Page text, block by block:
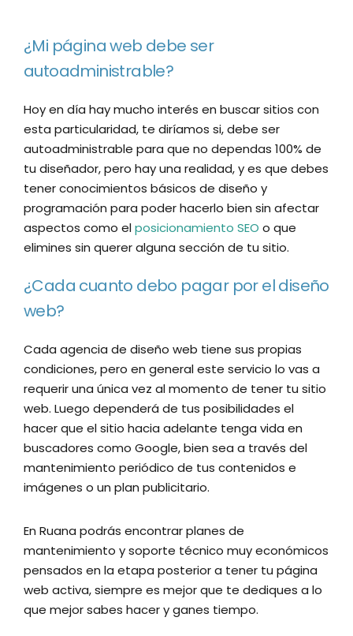
¿Mi página web debe ser
autoadministrable?
Hoy en día hay mucho interés en buscar sitios con
esta particularidad, te diríamos si, debe ser
autoadministrable para que no dependas 100% de
tu diseñador, pero hay una realidad, y es que debes
tener conocimientos básicos de diseño y
programación para poder hacerlo bien sin afectar
aspectos como elposicionamiento SEO o que
elimines sin querer alguna sección de tu sitio.
¿Cada cuanto debo pagar por el diseño
web?
Cada agencia de diseño web tiene sus propias
condiciones, pero en general este servicio lo vas a
requerir una única vez al momento de tener tu sitio
web. Luego dependerá de tus posibilidades el
hacer que el sitio hacia adelante tenga vida en
buscadores como Google, bien sea a través del
mantenimiento periódico de tus contenidos e
imágenes o un plan publicitario.
En Ruana podrás encontrar planes de
mantenimiento y soporte técnico muy económicos
pensados en la etapa posterior a tener tu página
web activa, siempre es mejor que te dediques a lo
que mejor sabes hacer y ganes tiempo.